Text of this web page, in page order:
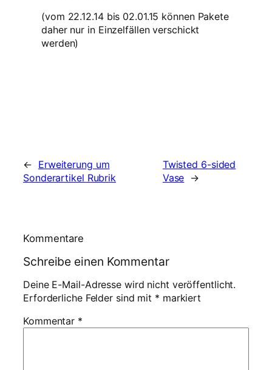
(vom 22.12.14 bis 02.01.15 können Pakete
daher nur in Einzelfällen verschickt
werden)
← Erweiterung um
Sonderartikel Rubrik
Twisted 6-sided
Vase →
Kommentare
Schreibe einen Kommentar
Deine E-Mail-Adresse wird nicht veröffentlicht.
Erforderliche Felder sind mit * markiert
Kommentar *